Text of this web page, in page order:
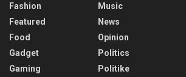
Fashion
Featured
Food
Gadget
Gaming
Music
News
Opinion
Politics
Politike